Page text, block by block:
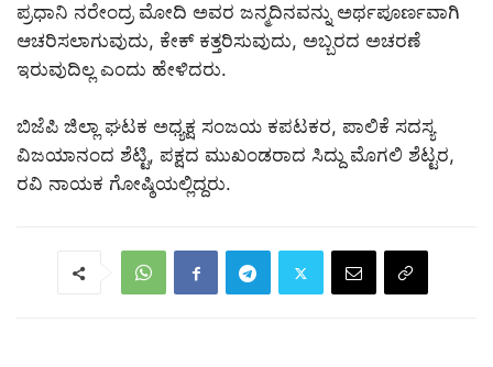
ಪ್ರಧಾನಿ ನರೇಂದ್ರ ಮೋದಿ ಅವರ ಜನ್ಮದಿನವನ್ನು ಅರ್ಥಪೂರ್ಣವಾಗಿ
ಆಚರಿಸಲಾಗುವುದು, ಕೇಕ್ ಕತ್ತರಿಸುವುದು, ಅಬ್ಬರದ ಅಚರಣೆ
ಇರುವುದಿಲ್ಲ ಎಂದು ಹೇಳಿದರು.
ಬಿಜೆಪಿ ಜಿಲ್ಲಾ ಘಟಕ ಅಧ್ಯಕ್ಷ ಸಂಜಯ ಕಪಟಕರ, ಪಾಲಿಕೆ ಸದಸ್ಯ
ವಿಜಯಾನಂದ ಶೆಟ್ಟಿ, ಪಕ್ಷದ ಮುಖಂಡರಾದ ಸಿದ್ದು ಮೊಗಲಿ ಶೆಟ್ಟರ,
ರವಿ ನಾಯಕ ಗೋಷ್ಠಿಯಲ್ಲಿದ್ದರು.